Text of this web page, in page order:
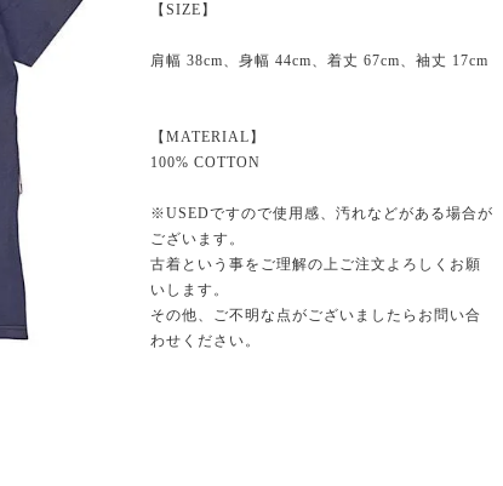
【SIZE】
肩幅 38cm、身幅 44cm、着丈 67cm、袖丈 17cm
【MATERIAL】
100% COTTON
※USEDですので使用感、汚れなどがある場合が
ございます。
古着という事をご理解の上ご注文よろしくお願
いします。
その他、ご不明な点がございましたらお問い合
わせください。